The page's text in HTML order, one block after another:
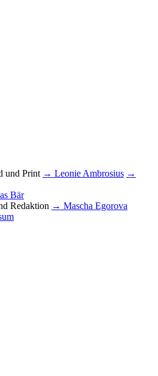
und Print → Leonie Ambrosius →
Bär
Redaktion → Mascha Egorova